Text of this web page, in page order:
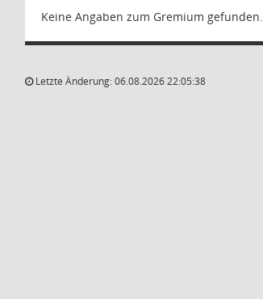
Keine Angaben zum Gremium gefunden.
Letzte Änderung: 06.08.2026 22:05:38